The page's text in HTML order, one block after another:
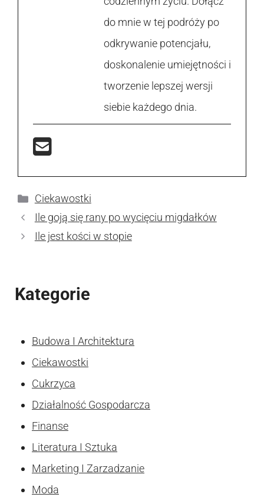
do mnie w tej podróży po
odkrywanie potencjału,
doskonalenie umiejętności i
tworzenie lepszej wersji
siebie każdego dnia.
Kategorie
Ciekawostki
Ile goją się rany po wycięciu migdałków
Ile jest kości w stopie
Kategorie
Budowa I Architektura
Ciekawostki
Cukrzyca
Działalność Gospodarcza
Finanse
Literatura I Sztuka
Marketing I Zarzadzanie
Moda